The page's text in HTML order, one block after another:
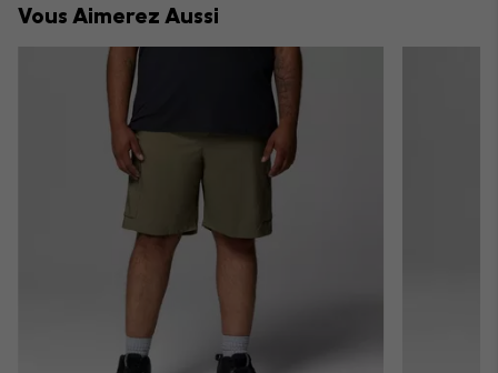
Vous Aimerez Aussi